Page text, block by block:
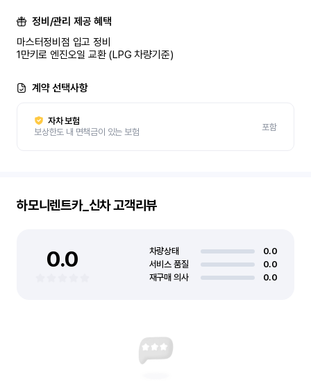
정비/관리 제공 혜택
마스터정비점 입고 정비
1만키로 엔진오일 교환 (LPG 차량기준)
계약 선택사항
자차 보험
보상한도 내 면책금이 있는 보험
포함
하모니렌트카_신차고객리뷰
0.0 차량상태
0.0
서비스 품질
0.0
재구매 의사
0.0